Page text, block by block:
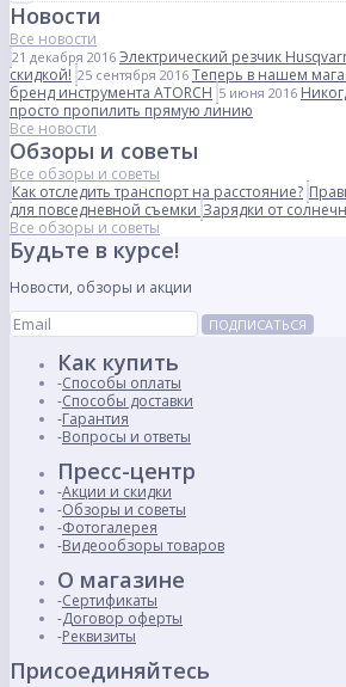
Новости
Все новости
21 декабря 2016 Электрический резчик
скидкой! 25 сентября 2016 Теперь в нашем
бренд инструмента ATORCH 5 июня 2016
просто пропилить прямую линию
Все новости
Обзоры и советы
Все обзоры и советы
Как отследить транспорт на расстояние?
для повседневной съемки Зарядки от
Все обзоры и советы
Будьте в курсе!
Новости, обзоры и акции
ПОДПИСАТЬСЯ
Как купить
Способы оплаты
Способы доставки
Гарантия
Вопросы и ответы
Пресс-центр
Акции и скидки
Обзоры и советы
Фотогалерея
Видеообзоры товаров
О магазине
Сертификаты
Договор оферты
Реквизиты
Присоединяйтесь